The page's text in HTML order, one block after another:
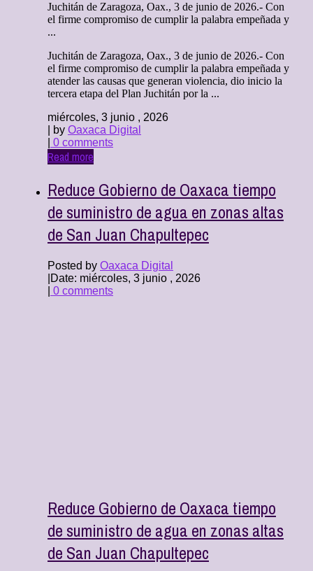
Juchitán de Zaragoza, Oax., 3 de junio de 2026.- Con
el firme compromiso de cumplir la palabra empeñada y
...
Juchitán de Zaragoza, Oax., 3 de junio de 2026.- Con
el firme compromiso de cumplir la palabra empeñada y
atender las causas que generan violencia, dio inicio la
tercera etapa del Plan Juchitán por la ...
miércoles, 3 junio , 2026
| by Oaxaca Digital
0 comments
Read more
Reduce Gobierno de Oaxaca tiempo
de suministro de agua en zonas altas
de San Juan Chapultepec
Posted by Oaxaca Digital
Date: miércoles, 3 junio , 2026
0 comments
Reduce Gobierno de Oaxaca tiempo
de suministro de agua en zonas altas
de San Juan Chapultepec